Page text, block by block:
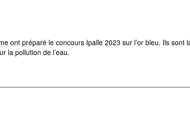
ont préparé le concours Ipalle 2023 sur l’or bleu. Ils sont
la pollution de l’eau.